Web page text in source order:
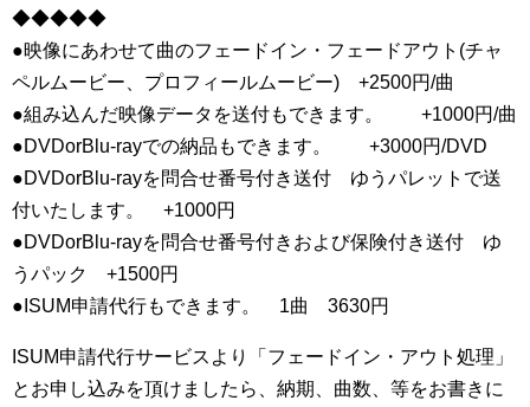
◆◆◆◆◆
●映像にあわせて曲のフェードイン・フェードアウト(チャ
ペルムービー、プロフィールムービー) +2500円/曲
●組み込んだ映像データを送付もできます。 +1000円/曲
●DVDorBlu-rayでの納品もできます。 +3000円/DVD
●DVDorBlu-rayを問合せ番号付き送付 ゆうパレットで送
付いたします。 +1000円
●DVDorBlu-rayを問合せ番号付きおよび保険付き送付 ゆ
うパック +1500円
●ISUM申請代行もできます。 1曲 3630円
ISUM申請代行サービスより「フェードイン・アウト処理」
とお申し込みを頂けましたら、納期、曲数、等をお書きに